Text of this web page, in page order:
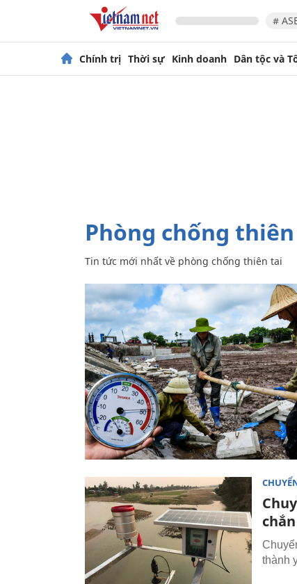
#
Chính trị Thời sự Kinh doanh Dân tộc và
phòng chống
Tin tức mới nhất về phòng chống thiên tai
thành